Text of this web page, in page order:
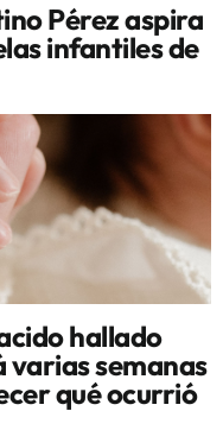
Pérez aspira
infantiles de
hallado
semanas
qué ocurrió